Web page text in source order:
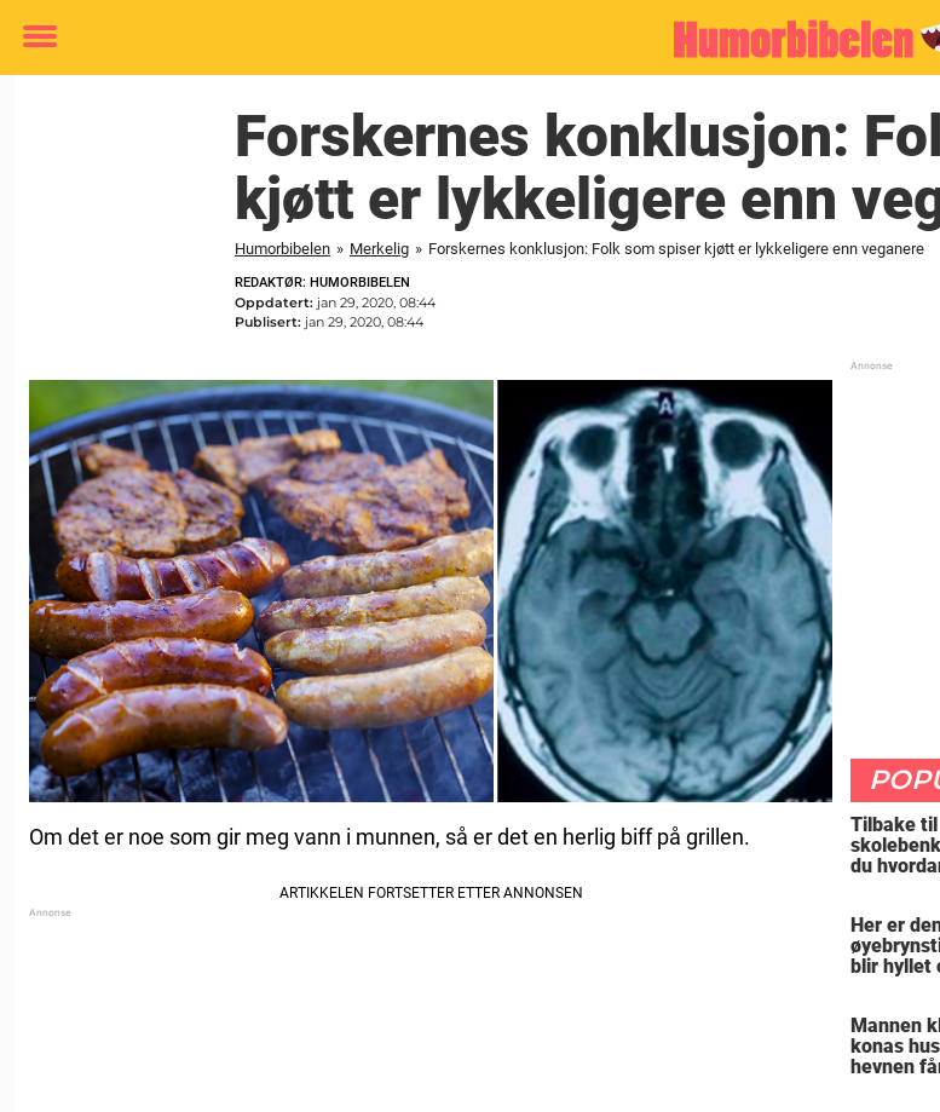
Toggle
Forskernes konklusjon:
kjøtt er lykkeligere enn
Humorbibelen » Merkelig » Forskernes konklusjon: Folk som spiser kjøtt er lykkeligere enn veganere
REDAKTØR: HUMORBIBELEN
Oppdatert: jan 29, 2020, 08:44
Publisert: jan 29, 2020, 08:44
Om det er noe som gir meg vann i munnen, så er det en herlig biff på grillen.
Tilbake til
du
Her er
blir hyllet
Mannen
konas
hevnen